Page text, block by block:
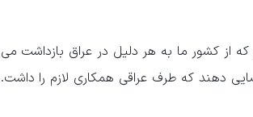
از کشور ما به هر دلیل در عراق بازداشت می
دهند که طرف عراقی همکاری لازم را داشت.